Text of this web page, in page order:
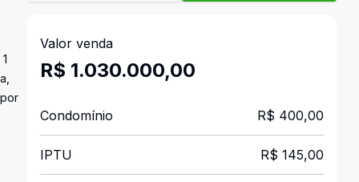
Valor venda
R$ 1.030.000,00
Condomínio R$ 400,00
IPTU R$ 145,00